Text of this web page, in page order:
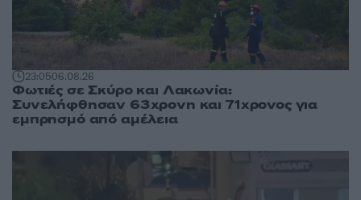
23:0506.08.26
Φωτιές σε Σκύρο και Λακωνία:
Συνελήφθησαν 63χρονη και 71χρονος για
εμπρησμό από αμέλεια